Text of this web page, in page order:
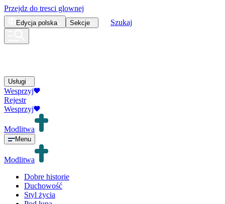
Przejdz do tresci glownej
Edycja polska Sekcje Szukaj
Usługi
Wesprzyj
Rejestr
Wesprzyj
Modlitwa
Menu
Modlitwa
Dobre historie
Duchowość
Styl życia